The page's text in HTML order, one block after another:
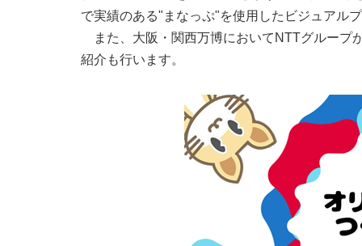
で実績のある"まなっぷ"を使用したビジュアル
また、大阪・関西万博においてNTTグルー
紹介も行います。